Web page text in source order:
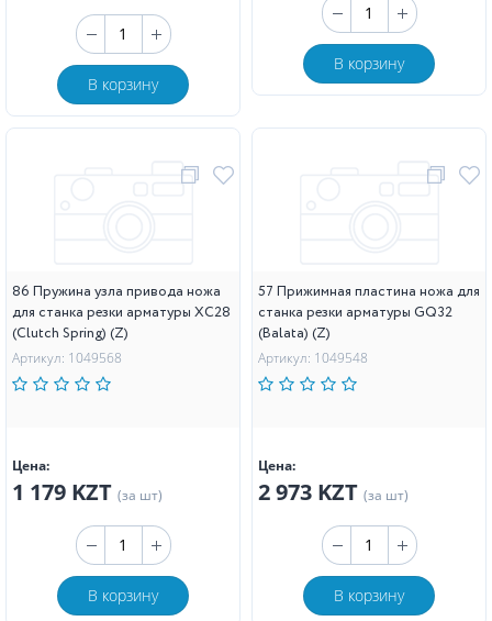
В корзину
В корзину
86 Пружина узла привода ножа
для станка резки арматуры XC28
(Clutch Spring) (Z)
Артикул: 1049568
Цена:
1 179 KZT (за шт)
В корзину
57 Прижимная пластина ножа для
станка резки арматуры GQ32
(Balata) (Z)
Артикул: 1049548
Цена:
2 973 KZT (за шт)
В корзину